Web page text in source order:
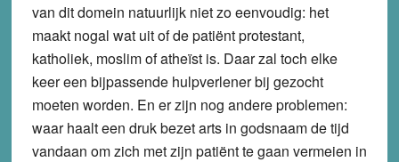
van dit domein natuurlijk niet zo eenvoudig: het
maakt nogal wat uit of de patiënt protestant,
katholiek, moslim of atheïst is. Daar zal toch elke
keer een bijpassende hulpverlener bij gezocht
moeten worden. En er zijn nog andere problemen:
waar haalt een druk bezet arts in godsnaam de tijd
vandaan om zich met zijn patiënt te gaan vermeien in